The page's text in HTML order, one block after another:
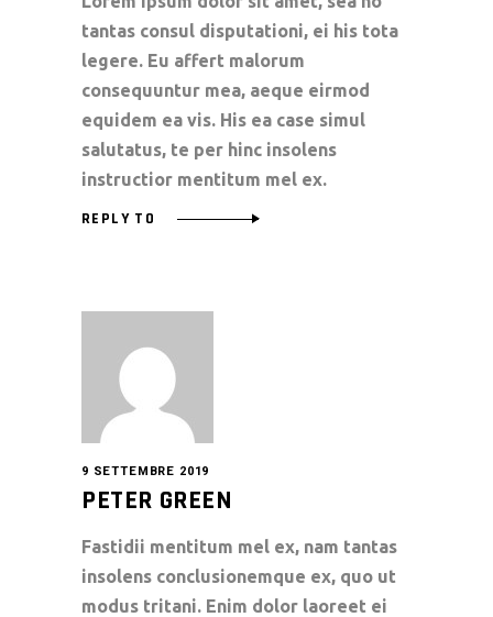
tantas consul disputationi, ei his tota
legere. Eu affert malorum
consequuntur mea, aeque eirmod
equidem ea vis. His ea case simul
salutatus, te per hinc insolens
instructior mentitum mel ex.
REPLY TO
9 SETTEMBRE 2019
PETER GREEN
Fastidii mentitum mel ex, nam tantas
insolens conclusionemque ex, quo ut
modus tritani. Enim dolor laoreet ei